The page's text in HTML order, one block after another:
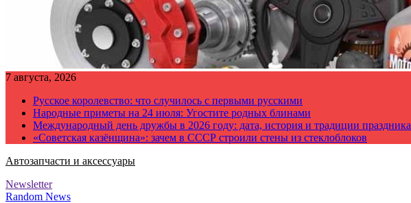
7 августа, 2026
Русское королевство: что случилось с первыми русскими
Народные приметы на 24 июля: Угостите родных блинами
Международный день дружбы в 2026 году: дата, история и традиции праздника
«Советская казёнщина»: зачем в СССР строили стены из стеклоблоков
Автозапчасти и аксессуары
Newsletter
Random News